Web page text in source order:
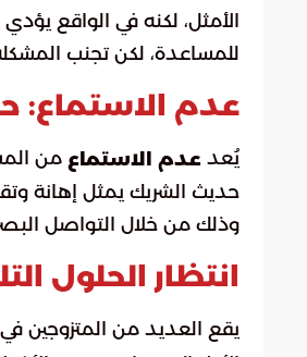
الأمثل، لكنه في الواقع
للمساعدة، لكن تجنب
عدم الاستماع:
يُعد عدم الاستماع من
حديث الشريك يمثل إهانة
وذلك من خلال التواصل
انتظار الحلول
يقع العديد من المتزوجين